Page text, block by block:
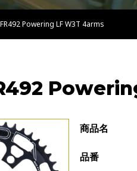
Powering LF W3T 4arms
商品名
品番